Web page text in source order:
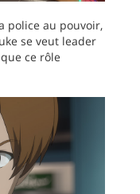
police au pouvoir,
se veut leader
ce rôle